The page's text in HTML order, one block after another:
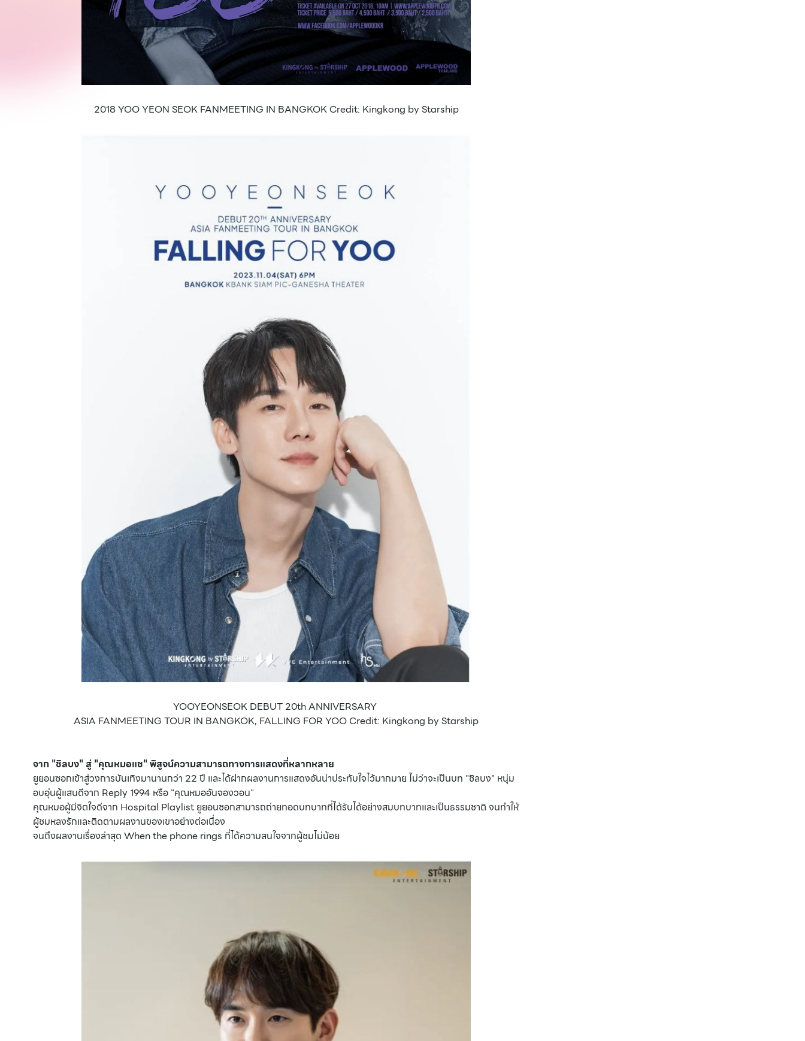
2018 YOO YEON SEOK FANMEETING IN BANGKOK Credit: Kingkong by Starship
YOOYEONSEOK DEBUT 20th ANNIVERSARY
ASIA FANMEETING TOUR IN BANGKOK, FALLING FOR YOO Credit: Kingkong by Starship
จาก "ชิลบง" สู่ "คุณหมอแช" พิสูจน์ความสามารถทางการแสดงที่หลากหลาย
ยูยอนซอกเข้าสู่วงการบันเทิงมานานกว่า 22 ปี และได้ฝากผลงานการแสดงอันน่าประทับใจไว้มากมาย ไม่ว่าจะเป็นบท "ชิลบง" หนุ่ม
อบอุ่นผู้แสนดีจาก Reply 1994 หรือ "คุณหมออันจองวอน"
คุณหมอผู้มีจิตใจดีจาก Hospital Playlist ยูยอนซอกสามารถถ่ายทอดบทบาทที่ได้รับได้อย่างสมบทบาทและเป็นธรรมชาติ จนทำให้
ผู้ชมหลงรักและติดตามผลงานของเขาอย่างต่อเนื่อง
จนถึงผลงานเรื่องล่าสุด When the phone rings ที่ได้ความสนใจจากผู้ชมไม่น้อย